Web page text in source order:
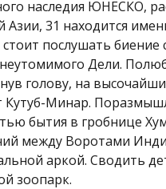
наследия ЮНЕСКО,
31 находится
послушать биение
Дели.
голову, на
Кутуб-Минар.
бытия в гробнице
между Воротами
аркой. Сводить
зоопарк.